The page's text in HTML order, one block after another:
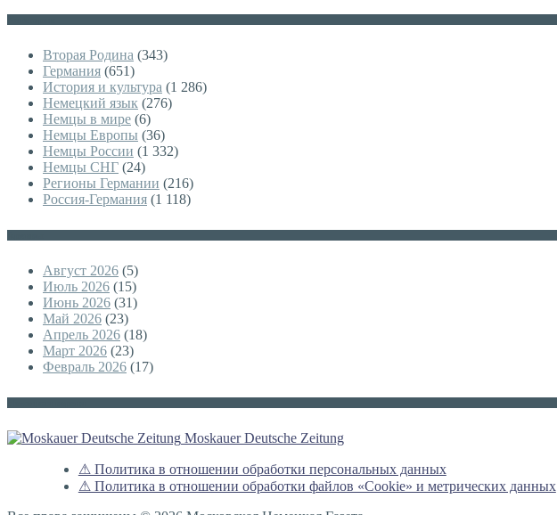
Вторая Родина (343)
Германия (651)
История и культура (1 286)
Немецкий язык (276)
Немцы в мире (6)
Немцы Европы (36)
Немцы России (1 332)
Немцы СНГ (24)
Регионы Германии (216)
Россия-Германия (1 118)
Август 2026 (5)
Июль 2026 (15)
Июнь 2026 (31)
Май 2026 (23)
Апрель 2026 (18)
Март 2026 (23)
Февраль 2026 (17)
Moskauer Deutsche Zeitung
⚠ Политика в отношении обработки персональных данных
⚠ Политика в отношении обработки файлов «Cookie» и метрических данных